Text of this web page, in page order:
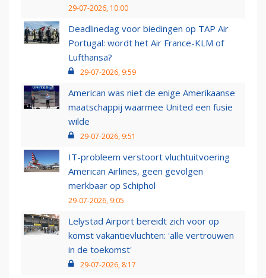
29-07-2026, 10:00
Deadlinedag voor biedingen op TAP Air
Portugal: wordt het Air France-KLM of
Lufthansa?
29-07-2026, 9:59
American was niet de enige Amerikaanse
maatschappij waarmee United een fusie
wilde
29-07-2026, 9:51
IT-probleem verstoort vluchtuitvoering
American Airlines, geen gevolgen
merkbaar op Schiphol
29-07-2026, 9:05
Lelystad Airport bereidt zich voor op
komst vakantievluchten: 'alle vertrouwen
in de toekomst'
29-07-2026, 8:17